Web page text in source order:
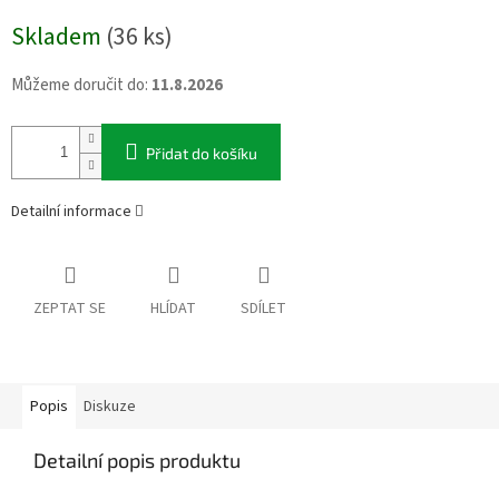
cena:
Skladem (36 ks)
Můžeme doručit do: 11.8.2026
Přidat do košíku
Detailní informace
ZEPTAT SE HLÍDAT SDÍLET
Popis Diskuze
Detailní popis produktu